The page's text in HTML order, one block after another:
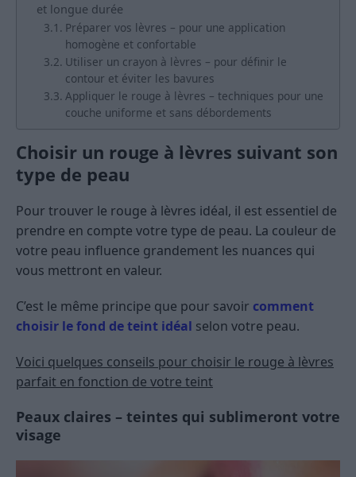
et longue durée
Préparer vos lèvres – pour une application
homogène et confortable
Utiliser un crayon à lèvres – pour définir le
contour et éviter les bavures
Appliquer le rouge à lèvres – techniques pour une
couche uniforme et sans débordements
Choisir un rouge à lèvres suivant son
type de peau
Pour trouver le rouge à lèvres idéal, il est essentiel de
prendre en compte votre type de peau. La couleur de
votre peau influence grandement les nuances qui
vous mettront en valeur.
C’est le même principe que pour savoir comment
choisir le fond de teint idéal selon votre peau.
Voici quelques conseils pour choisir le rouge à lèvres
parfait en fonction de votre teint
Peaux claires – teintes qui sublimeront votre
visage